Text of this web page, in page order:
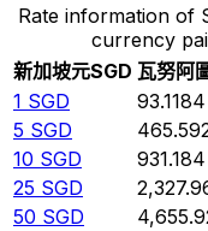
Rate information of
currency
新加坡元SGD 瓦努阿
1 SGD 93.1184
5 SGD
10 SGD 931.184
25 SGD
50 SGD